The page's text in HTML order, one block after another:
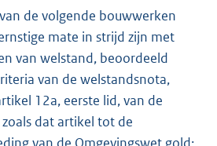
de volgende bouwwerken
mate in strijd zijn met
van welstand, beoordeeld
van de welstandsnota,
12a, eerste lid, van de
dat artikel tot de